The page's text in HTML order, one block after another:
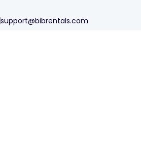
support@bibrentals.com